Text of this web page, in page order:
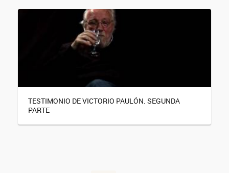
TESTIMONIO DE VICTORIO PAULÓN. SEGUNDA
PARTE